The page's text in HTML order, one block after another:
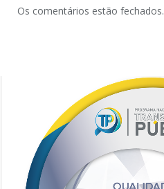
Os comentários estão fechados.